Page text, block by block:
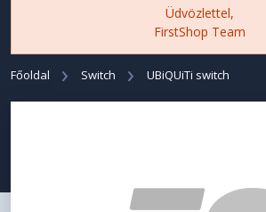
Üdvözlettel,
FirstShop Team
Főoldal Switch UBiQUiTi switch